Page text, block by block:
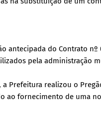
antecipada do Contrato
pela administração
Prefeitura realizou o
ao fornecimento de uma